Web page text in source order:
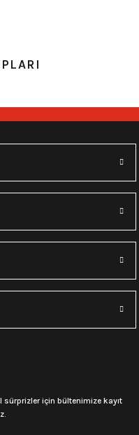
sürprizler için bültenimize kayıt